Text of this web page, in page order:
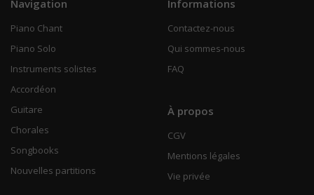
Navigation
Piano Chant
Piano Solo
Instruments solistes
Accordéon
Guitare
Chorales
Songbooks
Nouvelles partitions
Informations
Contactez-nous
Qui sommes-nous
FAQ
À propos
CGV
Mentions légales
Vie privée